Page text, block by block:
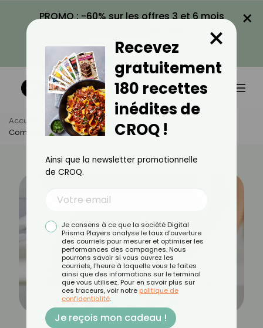
PROMO : -60% sur les offres 3 et 6 mois
VOIR LA PROMO
×
Accueil Actus
Minceur
Comment Boire De L'eau Pour Vraiment Maigrir ?
Recevez
gratuitement
180 recettes
inédites de
CROQ !
×
Ainsi que la newsletter promotionnelle
de CROQ.
Je consens à ce que la société Digital
Prisma Players analyse le taux d'ouverture
des courriels pour mesurer et optimiser les
performances des campagnes. Nous
pourrons savoir si vous ouvrez les
courriels, l'heure à laquelle vous le faites
ainsi que des informations sur le terminal
que vous utilisez. Pour en savoir plus sur
ces traceurs, voir notre politique de
confidentialité.
Je reçois mon cadeau !